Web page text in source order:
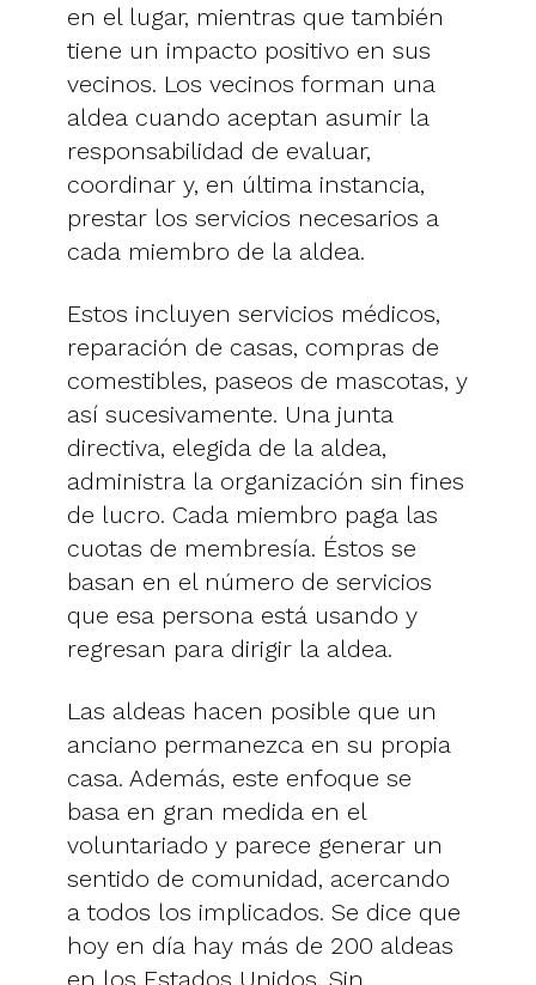
en el lugar, mientras que también
tiene un impacto positivo en sus
vecinos. Los vecinos forman una
aldea cuando aceptan asumir la
responsabilidad de evaluar,
coordinar y, en última instancia,
prestar los servicios necesarios a
cada miembro de la aldea.
Estos incluyen servicios médicos,
reparación de casas, compras de
comestibles, paseos de mascotas, y
así sucesivamente. Una junta
directiva, elegida de la aldea,
administra la organización sin fines
de lucro. Cada miembro paga las
cuotas de membresía. Éstos se
basan en el número de servicios
que esa persona está usando y
regresan para dirigir la aldea.
Las aldeas hacen posible que un
anciano permanezca en su propia
casa. Además, este enfoque se
basa en gran medida en el
voluntariado y parece generar un
sentido de comunidad, acercando
a todos los implicados. Se dice que
hoy en día hay más de 200 aldeas
en los Estados Unidos. Sin